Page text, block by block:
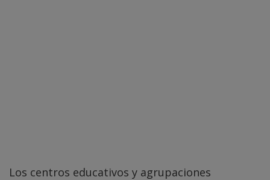
Los centros educativos y agrupaciones